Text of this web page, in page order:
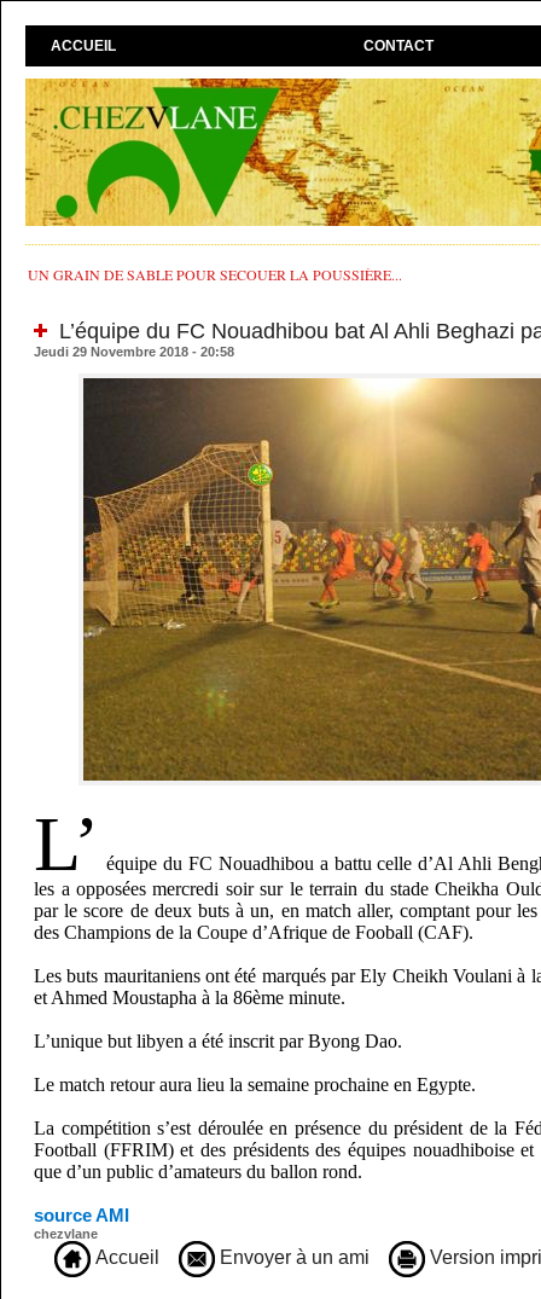
ACCUEIL CONTACT
UN GRAIN DE SABLE POUR SECOUER LA POUSSIÈRE...
L’équipe du FC Nouadhibou bat Al Ahli Beghazi
Jeudi 29 Novembre 2018 - 20:58
L’
équipe du FC Nouadhibou a battu celle d’Al Ahli
les a opposées mercredi soir sur le terrain du stade Cheikha
par le score de deux buts à un, en match aller, comptant pour
des Champions de la Coupe d’Afrique de Fooball (CAF).
Les buts mauritaniens ont été marqués par Ely Cheikh Voulani à
et Ahmed Moustapha à la 86ème minute.
L’unique but libyen a été inscrit par Byong Dao.
Le match retour aura lieu la semaine prochaine en Egypte.
La compétition s’est déroulée en présence du président de la
Football (FFRIM) et des présidents des équipes nouadhiboise
que d’un public d’amateurs du ballon rond.
source AMI
chezvlane
Accueil Envoyer à un ami Version